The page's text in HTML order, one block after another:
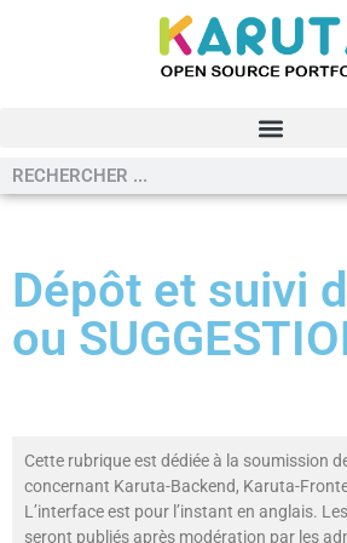
Dépôt et suivi
ou
Cette rubrique est dédiée à la soumission
concernant Karuta-Backend, Karuta-
L’interface est pour l’instant en anglais.
seront publiés après modération par les